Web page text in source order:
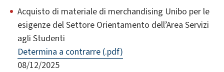
Acquisto di materiale di merchandising Unibo per le
esigenze del Settore Orientamento dell’Area Servizi
agli Studenti
Determina a contrarre (.pdf)
08/12/2025